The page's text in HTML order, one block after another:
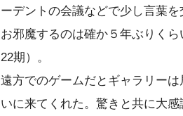
ーデントの会議などで少し言葉
お邪魔するのは確か５年ぶりく
22期）。
遠方でのゲームだとギャラリー
いに来てくれた。驚きと共に大感